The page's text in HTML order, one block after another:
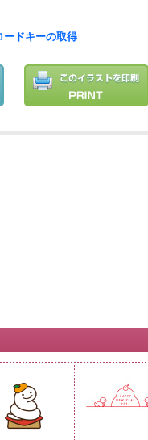
ードキーの取得